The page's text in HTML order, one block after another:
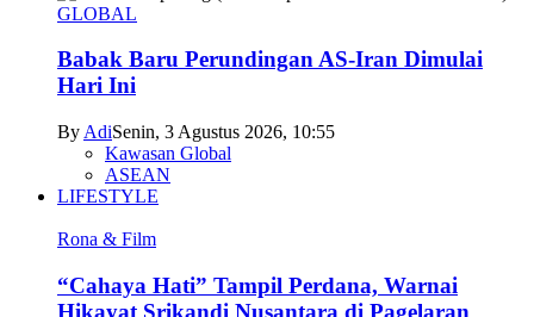
GLOBAL
Babak Baru Perundingan AS-Iran Dimulai
Hari Ini
By AdiSenin, 3 Agustus 2026, 10:55
Kawasan Global
ASEAN
LIFESTYLE
Rona & Film
“Cahaya Hati” Tampil Perdana, Warnai
Hikayat Srikandi Nusantara di Pagelaran